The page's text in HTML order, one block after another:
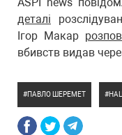
деталі
Ігор Макар
вбивств видав
ПАВЛО ШЕРЕМЕТ